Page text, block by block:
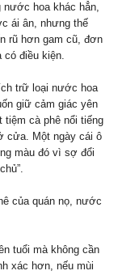
nước hoa khác hẳn,
ái ân, nhưng thế
rũ hơn gam cũ, đơn
có điều kiện.
trữ loại nước hoa
giữ cảm giác yên
tiệm cà phê nổi tiếng
cửa. Một ngày cái ô
màu đó vì sợ đổi
của quán nọ, nước
tuổi mà không cần
xác hơn, nếu mùi